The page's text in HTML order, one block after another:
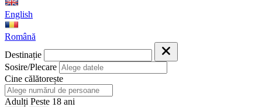
English
Română
Destinație
Sosire/Plecare
Cine călătorește
Adulți Peste 18 ani